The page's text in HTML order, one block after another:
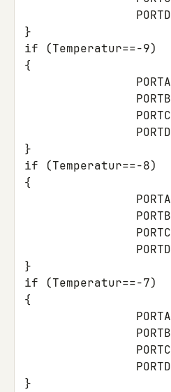
PORTD
}
if
(Temperatur==-9)
{
PORTA
PORTB
PORTC
PORTD
}
if
(Temperatur==-8)
{
PORTA
PORTB
PORTC
PORTD
}
if
(Temperatur==-7)
{
PORTA
PORTB
PORTC
PORTD
}